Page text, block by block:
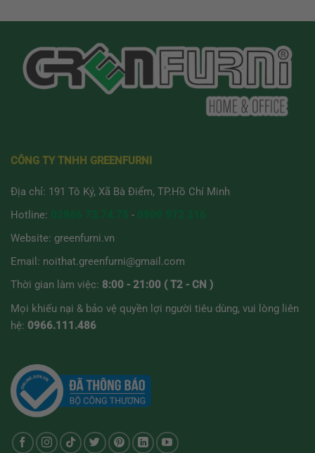
CÔNG TY TNHH GREENFURNI
Địa chỉ: 191 Tô Ký, Xã Bà Điểm, TP.Hồ Chí Minh
Hotline:
-
Website: greenfurni.vn
Email: noithat.greenfurni@gmail.com
Thời gian làm việc: 8:00 - 21:00 ( T2 - CN )
Mọi khiếu nại & bảo vệ quyền lợi người tiêu dùng, vui lòng liên
hệ: 0966.111.486